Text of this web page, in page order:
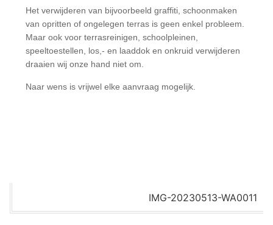
Het verwijderen van bijvoorbeeld graffiti, schoonmaken
van opritten of ongelegen terras is geen enkel probleem.
Maar ook voor terrasreinigen, schoolpleinen,
speeltoestellen, los,- en laaddok en onkruid verwijderen
draaien wij onze hand niet om.
Naar wens is vrijwel elke aanvraag mogelijk.